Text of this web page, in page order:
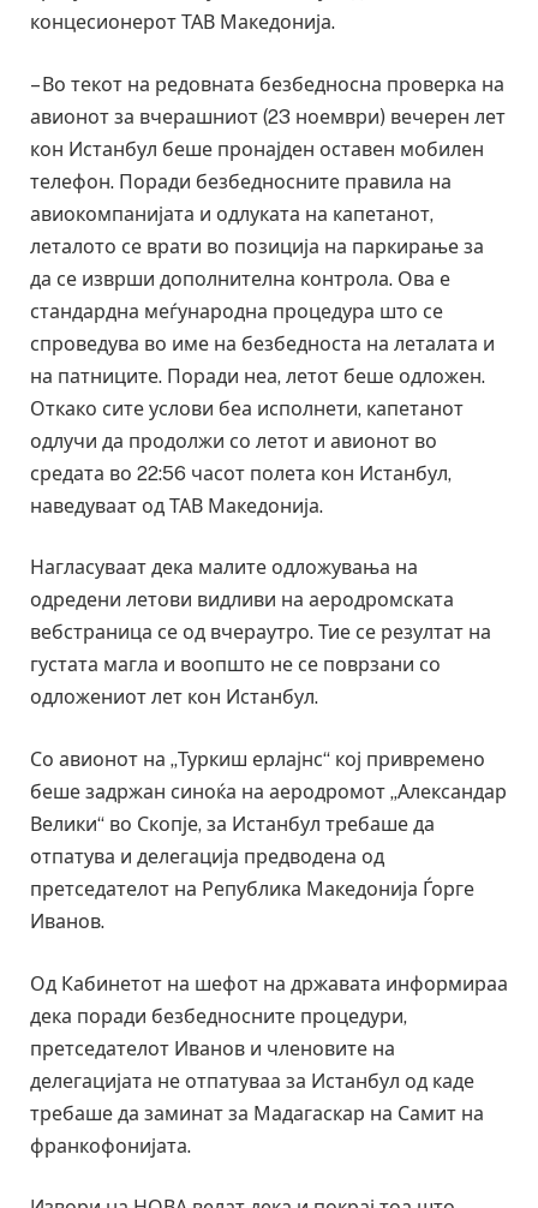
концесионерот ТАВ Македонија.
– Во текот на редовната безбедносна проверка на
авионот за вчерашниот (23 ноември) вечерен лет
кон Истанбул беше пронајден оставен мобилен
телефон. Поради безбедносните правила на
авиокомпанијата и одлуката на капетанот,
леталото се врати во позиција на паркирање за
да се изврши дополнителна контрола. Ова е
стандардна меѓународна процедура што се
спроведува во име на безбедноста на леталата и
на патниците. Поради неа, летот беше одложен.
Откако сите услови беа исполнети, капетанот
одлучи да продолжи со летот и авионот во
средата во 22:56 часот полета кон Истанбул,
наведуваат од ТАВ Македонија.
Нагласуваат дека малите одложувања на
одредени летови видливи на аеродромската
вебстраница се од вчераутро. Тие се резултат на
густата магла и воопшто не се поврзани со
одложениот лет кон Истанбул.
Со авионот на „Туркиш ерлајнс“ кој привремено
беше задржан синоќа на аеродромот „Александар
Велики“ во Скопје, за Истанбул требаше да
отпатува и делегација предводена од
претседателот на Република Македонија Ѓорге
Иванов.
Од Кабинетот на шефот на државата информираа
дека поради безбедносните процедури,
претседателот Иванов и членовите на
делегацијата не отпатуваа за Истанбул од каде
требаше да заминат за Мадагаскар на Самит на
франкофонијата.